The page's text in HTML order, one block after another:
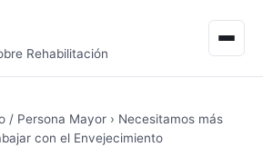
Rehabilitación
/ Persona Mayor › Necesitamos más
con el Envejecimiento